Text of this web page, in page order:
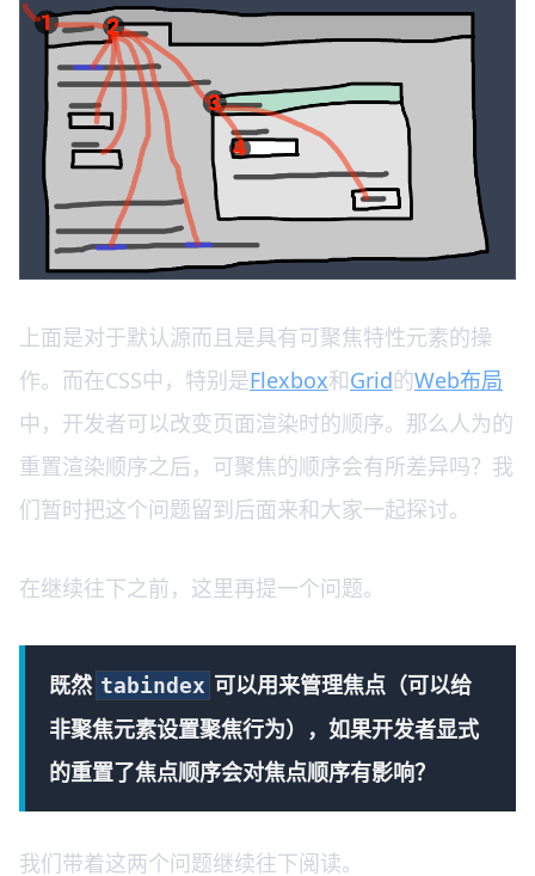
上面是对于默认源而且是具有可聚焦特性元素的操
作。而在CSS中，特别是Flexbox和Grid的Web布局
中，开发者可以改变页面渲染时的顺序。那么人为的
重置渲染顺序之后，可聚焦的顺序会有所差异吗？我
们暂时把这个问题留到后面来和大家一起探讨。
在继续往下之前，这里再提一个问题。
既然 tabindex 可以用来管理焦点（可以给
非聚焦元素设置聚焦行为），如果开发者显式
的重置了焦点顺序会对焦点顺序有影响？
我们带着这两个问题继续往下阅读。